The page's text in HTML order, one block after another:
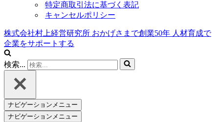
特定商取引法に基づく表記
キャンセルポリシー
株式会社村上経営研究所 おかげさまで創業50年 人材育成で
企業をサポートする
検索...
ナビゲーションメニュー
ナビゲーションメニュー